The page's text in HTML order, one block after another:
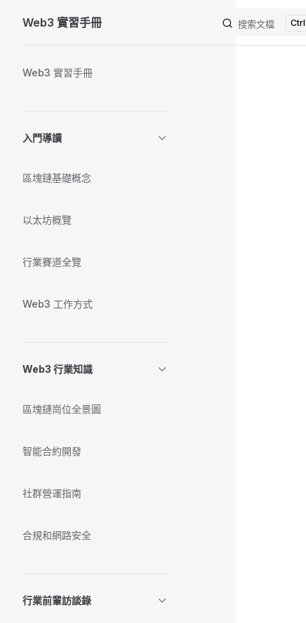
Skip to content
Web3 實習手冊 搜索文檔
Web3 實習手冊
入門導讀
區塊鏈基礎概念
以太坊概覽
行業賽道全覽
Web3 工作方式
Web3 行業知識
區塊鏈崗位全景圖
智能合約開發
社群營運指南
合規和網路安全
行業前輩訪談錄